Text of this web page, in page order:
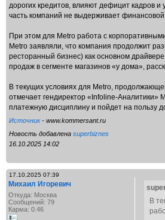
дорогих кредитов, влияют дефицит кадров и
часть компаний не выдерживает финансовой
При этом для Metro работа с
Metro заявляли, что компания продолжит
ресторанный бизнес) как основном
продаж в сегменте магазинов «у дома»,
В текущих условиях для Metro,
отмечает гендиректор «Infoline-Аналитики»
платежную дисциплину и пойдет на пользу
Источник- www.kommersant.ru
Новость добавлена superbiznes
16.10.2025 14:02
17.10.2025 07:39
Михаил Игоревич
Откуда: Москва
Сообщений: 79
Карма: 0.46
В